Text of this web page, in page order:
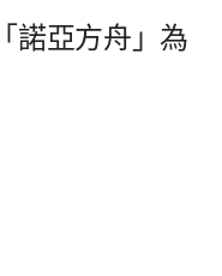
諾亞方舟」為